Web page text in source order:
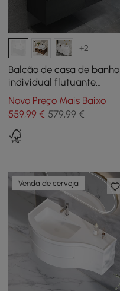
+2
Balcão de casa de banho
individual flutuante
moderno de 78,7 cm com
tampo de resina de pedra,
lavatório de cerâmica
Novo Preço Mais Baixo
559,99 € 579,99 €
Venda de cerveja